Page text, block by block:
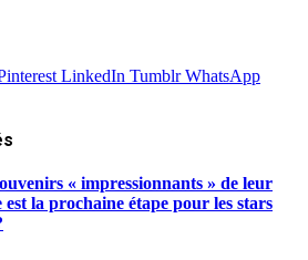
LinkedIn Tumblr WhatsApp
« impressionnants » de leur
la prochaine étape pour les stars